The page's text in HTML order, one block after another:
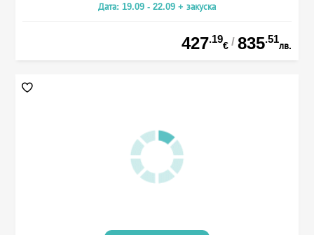
Дата: 19.09 - 22.09 + закуска
427.19
€ / 835.51
лв.